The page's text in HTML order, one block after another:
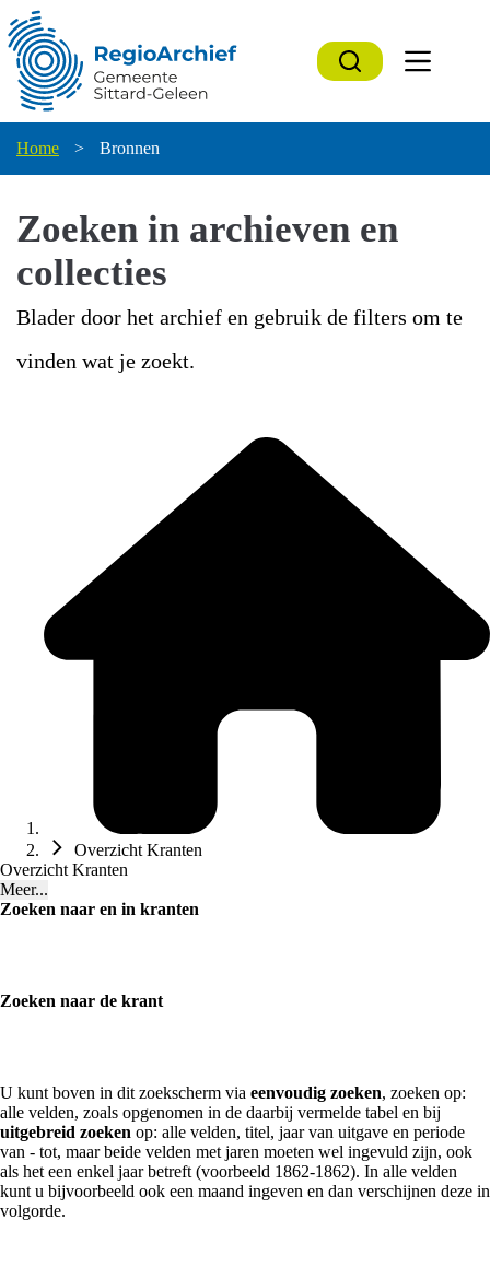
naar
de
inhoud
Home > Bronnen
Zoeken in archieven en
collecties
Blader door het archief en gebruik de filters om te
vinden wat je zoekt.
Overzicht Kranten
Overzicht Kranten
Meer...
Zoeken naar en in kranten
Zoeken naar de krant
U kunt boven in dit zoekscherm via eenvoudig zoeken, zoeken op:
alle velden, zoals opgenomen in de daarbij vermelde tabel en bij
uitgebreid zoeken op: alle velden, titel, jaar van uitgave en periode
van - tot, maar beide velden met jaren moeten wel ingevuld zijn, ook
als het een enkel jaar betreft (voorbeeld 1862-1862). In alle velden
kunt u bijvoorbeeld ook een maand ingeven en dan verschijnen deze in
volgorde.